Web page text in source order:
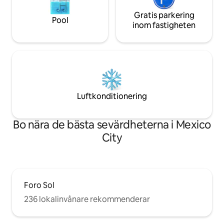
Pool
Gratis parkering
inom fastigheten
Luftkonditionering
Bo nära de bästa sevärdheterna i Mexico
City
Foro Sol
236 lokalinvånare rekommenderar